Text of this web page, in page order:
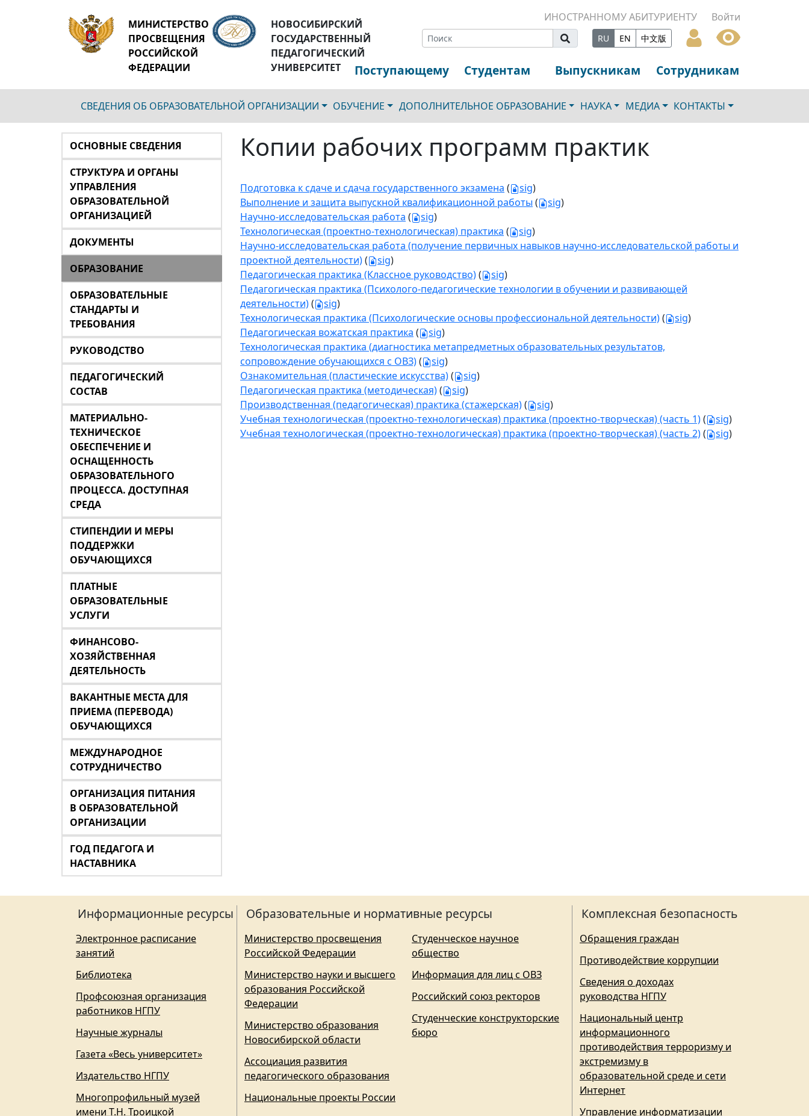
МИНИСТЕРСТВО
ПРОСВЕЩЕНИЯ
РОССИЙСКОЙ
ФЕДЕРАЦИИ
НОВОСИБИРСКИЙ
ГОСУДАРСТВЕННЫЙ
ПЕДАГОГИЧЕСКИЙ
УНИВЕРСИТЕТ
ИНОСТРАННОМУ АБИТУРИЕНТУ Войти
RU EN 中文版
Поступающему Студентам Выпускникам Сотрудникам
СВЕДЕНИЯ ОБ ОБРАЗОВАТЕЛЬНОЙ ОРГАНИЗАЦИИ ОБУЧЕНИЕ ДОПОЛНИТЕЛЬНОЕ ОБРАЗОВАНИЕ НАУКА МЕДИА КОНТАКТЫ
ОСНОВНЫЕ СВЕДЕНИЯ
СТРУКТУРА И ОРГАНЫ
УПРАВЛЕНИЯ
ОБРАЗОВАТЕЛЬНОЙ
ОРГАНИЗАЦИЕЙ
ДОКУМЕНТЫ
ОБРАЗОВАНИЕ
ОБРАЗОВАТЕЛЬНЫЕ
СТАНДАРТЫ И
ТРЕБОВАНИЯ
РУКОВОДСТВО
ПЕДАГОГИЧЕСКИЙ
СОСТАВ
МАТЕРИАЛЬНО-
ТЕХНИЧЕСКОЕ
ОБЕСПЕЧЕНИЕ И
ОСНАЩЕННОСТЬ
ОБРАЗОВАТЕЛЬНОГО
ПРОЦЕССА. ДОСТУПНАЯ
СРЕДА
СТИПЕНДИИ И МЕРЫ
ПОДДЕРЖКИ
ОБУЧАЮЩИХСЯ
ПЛАТНЫЕ
ОБРАЗОВАТЕЛЬНЫЕ
УСЛУГИ
ФИНАНСОВО-
ХОЗЯЙСТВЕННАЯ
ДЕЯТЕЛЬНОСТЬ
ВАКАНТНЫЕ МЕСТА ДЛЯ
ПРИЕМА (ПЕРЕВОДА)
ОБУЧАЮЩИХСЯ
МЕЖДУНАРОДНОЕ
СОТРУДНИЧЕСТВО
ОРГАНИЗАЦИЯ ПИТАНИЯ
В ОБРАЗОВАТЕЛЬНОЙ
ОРГАНИЗАЦИИ
ГОД ПЕДАГОГА И
НАСТАВНИКА
Копии рабочих программ практик
Подготовка к сдаче и сдача государственного экзамена ( sig)
Выполнение и защита выпускной квалификационной работы ( sig)
Научно-исследовательская работа ( sig)
Технологическая (проектно-технологическая) практика ( sig)
Научно-исследовательская работа (получение первичных навыков научно-исследовательской работы и
проектной деятельности)( sig)
Педагогическая практика (Классное руководство)( sig)
Педагогическая практика (Психолого-педагогические технологии в обучении и развивающей
деятельности)( sig)
Технологическая практика (Психологические основы профессиональной деятельности)( sig)
Педагогическая вожатская практика ( sig)
Технологическая практика (диагностика метапредметных образовательных результатов,
сопровождение обучающихся с ОВЗ)( sig)
Ознакомительная (пластические искусства)( sig)
Педагогическая практика (методическая)( sig)
Производственная (педагогическая) практика (стажерская)( sig)
Учебная технологическая (проектно-технологическая) практика (проектно-творческая) (часть 1)( sig)
Учебная технологическая (проектно-технологическая) практика (проектно-творческая) (часть 2)( sig)
Информационные ресурсы
Электронное расписание
занятий
Библиотека
Профсоюзная организация
работников НГПУ
Научные журналы
Газета «Весь университет»
Издательство НГПУ
Многопрофильный музей
имени Т.Н. Троицкой
Образовательные и нормативные ресурсы
Министерство просвещения
Российской Федерации
Министерство науки и высшего
образования Российской
Федерации
Министерство образования
Новосибирской области
Ассоциация развития
педагогического образования
Национальные проекты России
Студенческое научное
общество
Информация для лиц с ОВЗ
Российский союз ректоров
Студенческие конструкторские
бюро
Комплексная безопасность
Обращения граждан
Противодействие коррупции
Сведения о доходах
руководства НГПУ
Национальный центр
информационного
противодействия терроризму и
экстремизму в
образовательной среде и сети
Интернет
Управление информатизации